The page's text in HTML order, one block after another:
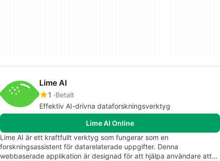
Lime AI
1
Betalt
Effektiv AI-drivna dataforskningsverktyg
Lime AI Online
Lime AI är ett kraftfullt verktyg som fungerar som en
forskningsassistent för datarelaterade uppgifter. Denna
webbaserade applikation är designad för att hjälpa användare att…